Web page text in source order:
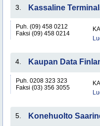
3. Kassaline
Puh. (09) 458 0212
Faksi (09) 458 0214
4. Kaupan Data
Puh. 0208 323 323
Faksi (03) 356 3055
5. Konehuolto